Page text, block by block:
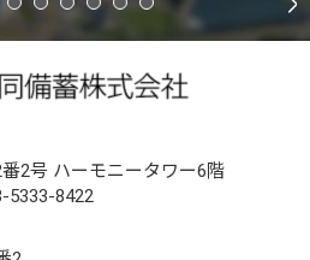
2号 ハーモニータワー6階
5333-8422